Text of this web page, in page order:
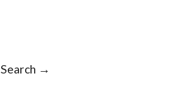
Search →